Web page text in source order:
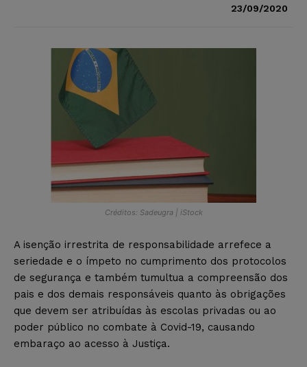
23/09/2020
Créditos: Sadeugra | iStock
A isenção irrestrita de responsabilidade arrefece a
seriedade e o ímpeto no cumprimento dos protocolos
de segurança e também tumultua a compreensão dos
pais e dos demais responsáveis quanto às obrigações
que devem ser atribuídas às escolas privadas ou ao
poder público no combate à Covid-19, causando
embaraço ao acesso à Justiça.